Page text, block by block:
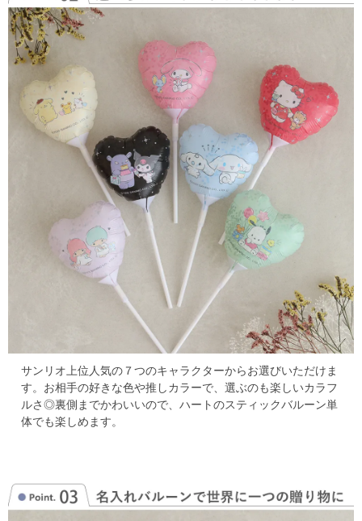
サンリオ上位人気の７つのキャラクターからお選びいただけま
す。 お相手の好きな色や推しカラーで、選ぶのも楽しいカラフ
ルさ◎裏側までかわいいので、ハートのスティックバルーン単
体でも楽しめます。